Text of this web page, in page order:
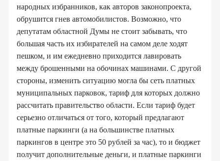
народных избранников, как авторов законопроекта,
обрушится гнев автомобилистов. Возможно, что
депутатам областной Думы не стоит забывать, что
большая часть их избирателей на самом деле ходят
пешком, и им ежедневно приходится лавировать
между брошенными на обочинах машинами. С другой
стороны, изменить ситуацию могла бы сеть платных
муниципальных парковок, тариф для которых должно
рассчитать правительство области. Если тариф будет
серьезно отличаться от того, который предлагают
платные паркинги (а на большинстве платных
паркингов в центре это 50 рублей за час), то и бюджет
получит дополнительные деньги, и платные паркинги